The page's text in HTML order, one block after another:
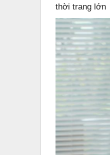
thời trang lớn